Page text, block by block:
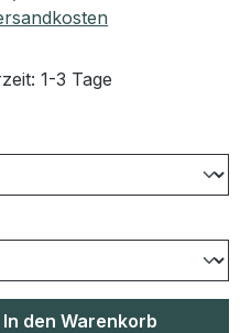
1-3 Tage
den
In den Warenkorb